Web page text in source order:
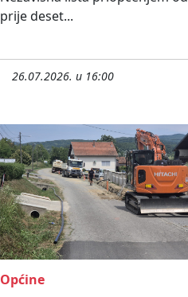
prije deset...
26.07.2026. u 16:00
Općine